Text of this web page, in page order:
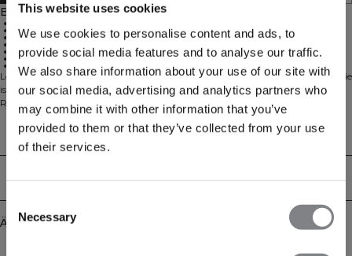
This website uses cookies
We use cookies to personalise content and ads, to
provide social media features and to analyse our traffic.
We also share information about your use of our site with
our social media, advertising and analytics partners who
may combine it with other information that you’ve
provided to them or that they’ve collected from your use
of their services.
Consent
Selection
Necessary
Beschreibung
680 g/m2 schweres geripptes Material
Gesticktes ICIW-Logo
Gefütterte Kapuze
Rippbündchen
Überschnittene Schultern
Lounge-Kapuzenpullover aus bequemem Strickmaterial. Der Soft Knit Hoodie
ist dein neuer bester Freund auf der Couch nach dem Training oder am
Ruhetag. Das Material aus einer Baumwollmischung ist schwer und weich
und bietet höchsten Komfort. Der Hoodie hat eine gefütterte Kapuze,
Rippbündchen und eine bequeme, lockere Passform mit überschnittenen
Schultern. Wir empfehlen, das Kleidungsstück gefaltet und horizontal zu
lagern, damit es seine Form behält. Das schwere gerippte Material mit 680
Länge. 90% Baumwolle, 9% Nylon, 1% Elastan
Technical Aspects
Lieferung & Rückgabe
Ähnliche Produkte